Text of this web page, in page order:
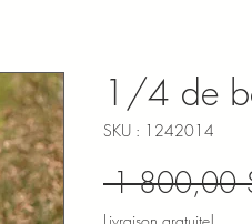
1/4 de
SKU : 1242014
1 800,00
Livraison gratuite!